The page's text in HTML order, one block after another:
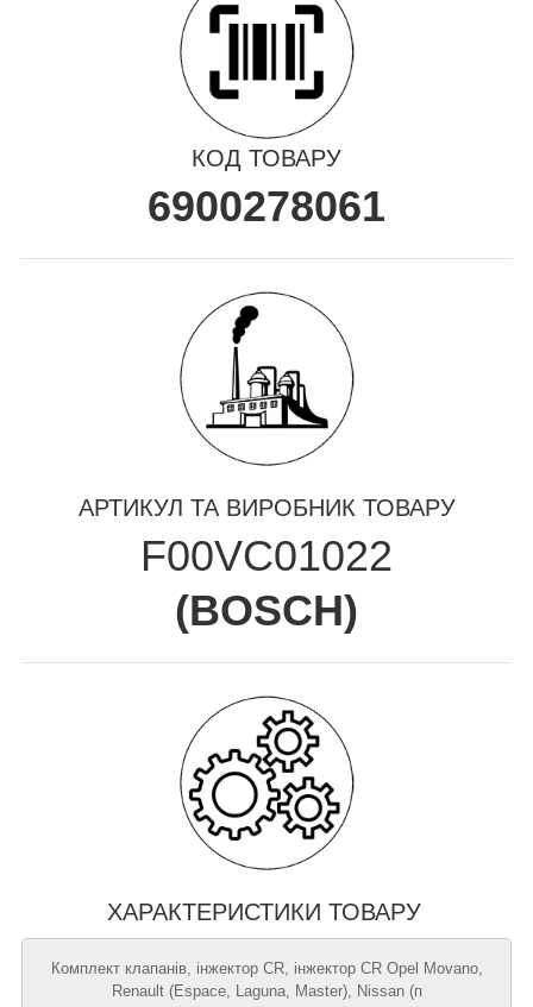
КОД ТОВАРУ
6900278061
АРТИКУЛ ТА ВИРОБНИК ТОВАРУ
F00VC01022
(BOSCH)
ХАРАКТЕРИСТИКИ ТОВАРУ
Комплект клапанів, інжектор CR, інжектор CR Opel Movano,
Renault (Espace, Laguna, Master), Nissan (п